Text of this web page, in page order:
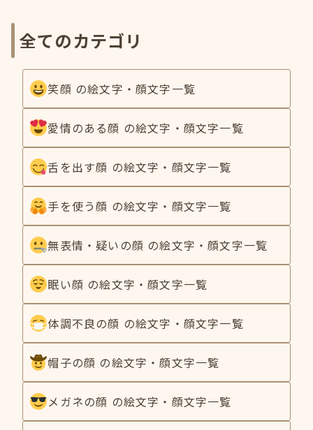
全てのカテゴリ
笑顔 の絵文字・顔文字一覧
愛情のある顔 の絵文字・顔文字一覧
舌を出す顔 の絵文字・顔文字一覧
手を使う顔 の絵文字・顔文字一覧
無表情・疑いの顔 の絵文字・顔文字一覧
眠い顔 の絵文字・顔文字一覧
体調不良の顔 の絵文字・顔文字一覧
帽子の顔 の絵文字・顔文字一覧
メガネの顔 の絵文字・顔文字一覧